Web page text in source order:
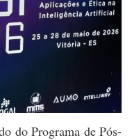
do Programa de Pós-